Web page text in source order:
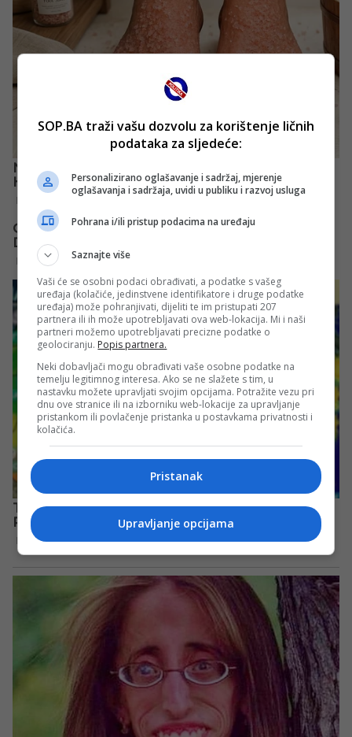
SOP.BA traži vašu dozvolu za korištenje ličnih
podataka za sljedeće:
Personalizirano oglašavanje i sadržaj, mjerenje
oglašavanja i sadržaja, uvidi u publiku i razvoj usluga
Pohrana i/ili pristup podacima na uređaju
Saznajte više
Vaši će se osobni podaci obrađivati, a podatke s vašeg
uređaja (kolačiće, jedinstvene identifikatore i druge podatke
uređaja) može pohranjivati, dijeliti te im pristupati 207
partnera ili ih može upotrebljavati ova web-lokacija. Mi i naši
partneri možemo upotrebljavati precizne podatke o
geolociranju. Popis partnera.
Neki dobavljači mogu obrađivati vaše osobne podatke na
temelju legitimnog interesa. Ako se ne slažete s tim, u
nastavku možete upravljati svojim opcijama. Potražite vezu pri
dnu ove stranice ili na izborniku web-lokacije za upravljanje
pristankom ili povlačenje pristanka u postavkama privatnosti i
kolačića.
Pristanak
Upravljanje opcijama